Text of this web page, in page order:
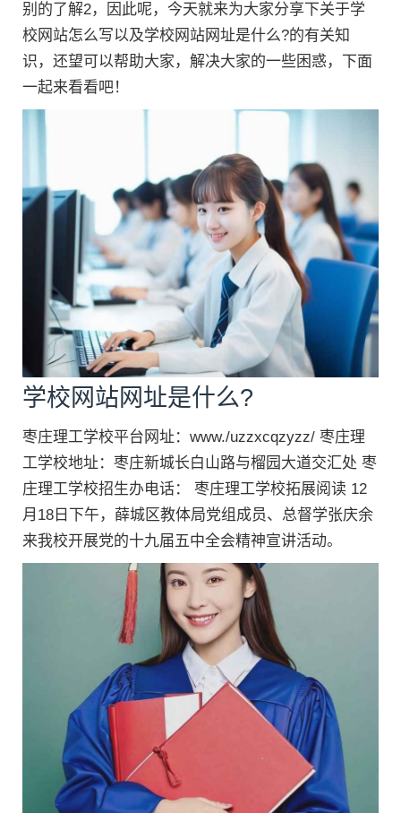
别的了解2，因此呢，今天就来为大家分享下关于学
校网站怎么写以及学校网站网址是什么?的有关知
识，还望可以帮助大家，解决大家的一些困惑，下面
一起来看看吧！
学校网站网址是什么?
枣庄理工学校平台网址：www./uzzxcqzyzz/ 枣庄理
工学校地址：枣庄新城长白山路与榴园大道交汇处 枣
庄理工学校招生办电话： 枣庄理工学校拓展阅读 12
月18日下午，薛城区教体局党组成员、总督学张庆余
来我校开展党的十九届五中全会精神宣讲活动。